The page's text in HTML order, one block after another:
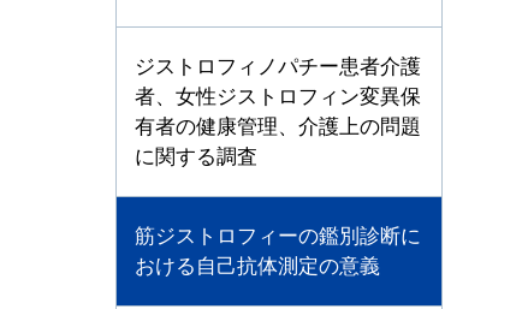
ジストロフィノパチー患者介護
者、女性ジストロフィン変異保
有者の健康管理、介護上の問題
に関する調査
筋ジストロフィーの鑑別診断に
おける自己抗体測定の意義